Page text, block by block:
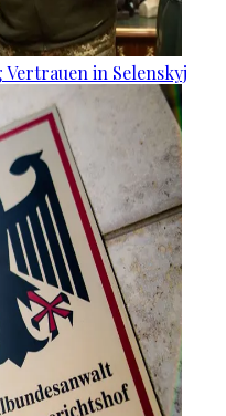
in Selenskyj